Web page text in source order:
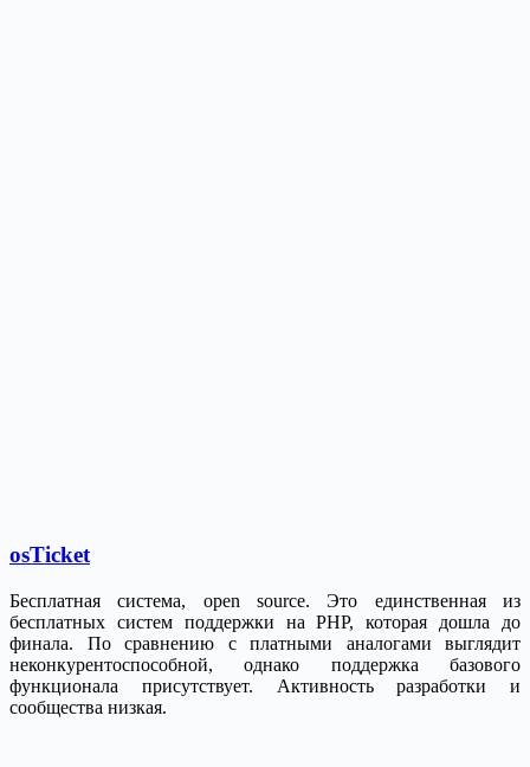
osTicket
Бесплатная система, open source. Это единственная из
бесплатных систем поддержки на PHP, которая дошла до
финала. По сравнению с платными аналогами выглядит
неконкурентоспособной, однако поддержка базового
функционала присутствует. Активность разработки и
сообщества низкая.